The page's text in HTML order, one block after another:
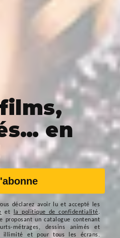
en
déclarez avoir lu et accepté les
et la politique de confidentialité.
proposant un catalogue contenant
métrages, dessins animés et
illimité et pour tous les écrans.